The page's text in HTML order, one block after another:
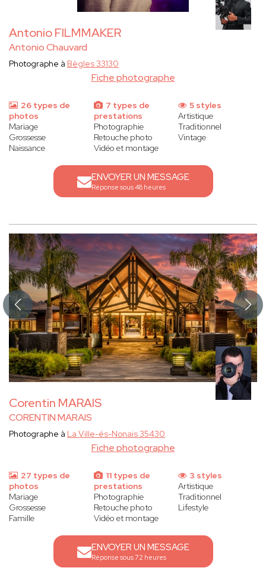
Antonio FILMMAKER
Antonio Chauvard
Fiche photographe
Photographe à Bègles 33130
26 types de
photos
Mariage
Grossesse
Naissance
7 types de
prestations
Photographie
Retouche photo
Vidéo et montage
5 styles
Artistique
Traditionnel
Vintage
ENVOYER UN MESSAGE
Réponse sous 48 heures
Corentin MARAIS
CORENTIN MARAIS
Fiche photographe
Photographe à La Ville-és-Nonais 35430
27 types de
photos
Mariage
Grossesse
Famille
11 types de
prestations
Photographie
Retouche photo
Vidéo et montage
3 styles
Artistique
Traditionnel
Lifestyle
ENVOYER UN MESSAGE
Réponse sous 72 heures